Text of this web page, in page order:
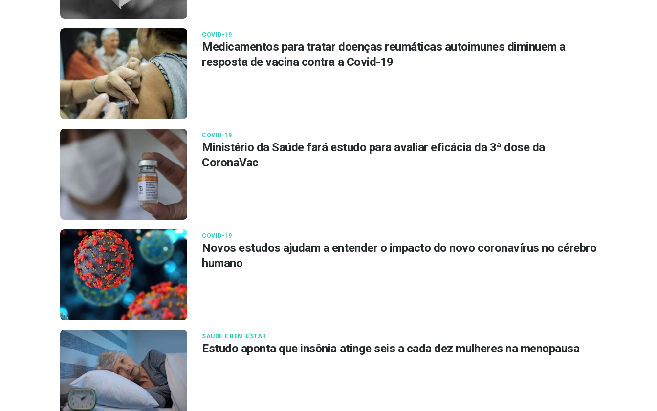
COVID-19
Medicamentos para tratar doenças reumáticas autoimunes diminuem a
resposta de vacina contra a Covid-19
COVID-19
Ministério da Saúde fará estudo para avaliar eficácia da 3ª dose da
CoronaVac
COVID-19
Novos estudos ajudam a entender o impacto do novo coronavírus no cérebro
humano
SAÚDE E BEM-ESTAR
Estudo aponta que insônia atinge seis a cada dez mulheres na menopausa